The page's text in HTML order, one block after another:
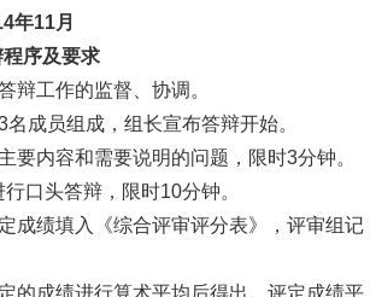
年11月
序及要求
辩工作的监督、协调。
名成员组成，组长宣布答辩开始。
要内容和需要说明的问题，限时3分钟。
口头答辩，限时10分钟。
成绩填入《综合评审评分表》，评审组记
的成绩进行算术平均后得出。评定成绩平